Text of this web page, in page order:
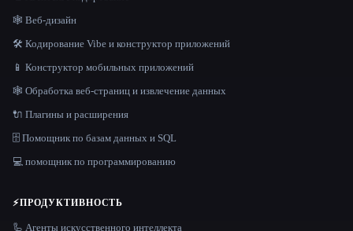
🕸 Веб-дизайн
🛠️ Кодирование Vibe и конструктор приложений
📱 Конструктор мобильных приложений
🕸️ Обработка веб-страниц и извлечение данных
🔌 Плагины и расширения
🗄️ Помощник по базам данных и SQL
💻 помощник по программированию
⚡ПРОДУКТИВНОСТЬ
🦾 Агенты искусственного интеллекта